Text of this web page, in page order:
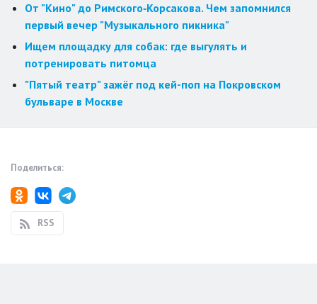
От "Кино" до Римского‑Корсакова. Чем запомнился
первый вечер "Музыкального пикника"
Ищем площадку для собак: где выгулять и
потренировать питомца
"Пятый театр" зажёг под кей-поп на Покровском
бульваре в Москве
Поделиться:
RSS